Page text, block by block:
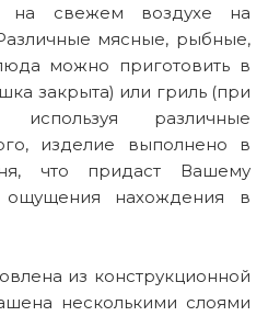
на свежем воздухе на
мясные, рыбные,
можно приготовить в
закрыта) или гриль (при
различные
изделие выполнено в
что придаст Вашему
ощущения нахождения в
из конструкционной
несколькими слоями